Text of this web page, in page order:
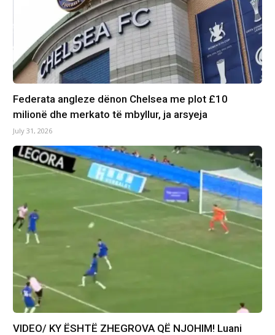
Federata angleze dënon Chelsea me plot £10
milionë dhe merkato të mbyllur, ja arsyeja
July 31, 2026
VIDEO/ KY ËSHTË ZHEGROVA QË NJOHIM! Luani